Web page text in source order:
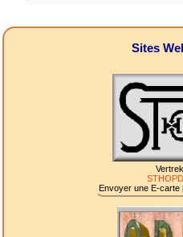
Sites
Envoyer une E-carte